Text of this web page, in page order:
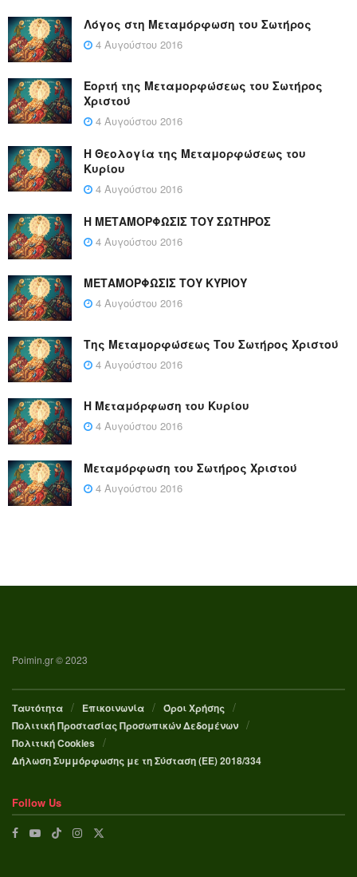
Λόγος στη Μεταμόρφωση του Σωτήρος
4 Αυγούστου 2016
Εορτή της Μεταμορφώσεως του Σωτήρος
Χριστού
4 Αυγούστου 2016
Η Θεολογία της Μεταμορφώσεως του
Κυρίου
4 Αυγούστου 2016
Η ΜΕΤΑΜΟΡΦΩΣΙΣ ΤΟΥ ΣΩΤΗΡΟΣ
4 Αυγούστου 2016
ΜΕΤΑΜΟΡΦΩΣΙΣ ΤΟΥ ΚΥΡΙΟΥ
4 Αυγούστου 2016
Της Μεταμορφώσεως Του Σωτήρος Χριστού
4 Αυγούστου 2016
Η Μεταμόρφωση του Κυρίου
4 Αυγούστου 2016
Μεταμόρφωση του Σωτήρος Χριστού
4 Αυγούστου 2016
Poimin.gr © 2023
Ταυτότητα Επικοινωνία
Όροι Χρήσης
Πολιτική Προστασίας Προσωπικών Δεδομένων
Πολιτική Cookies
Δήλωση Συμμόρφωσης με τη Σύσταση (ΕΕ) 2018/334
Follow Us